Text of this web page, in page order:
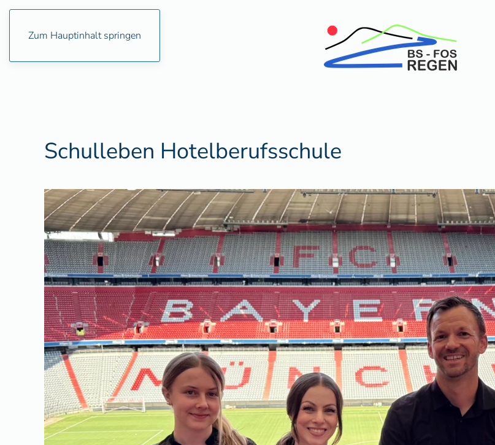
Zum Hauptinhalt springen
Schulleben Hotelberufsschule